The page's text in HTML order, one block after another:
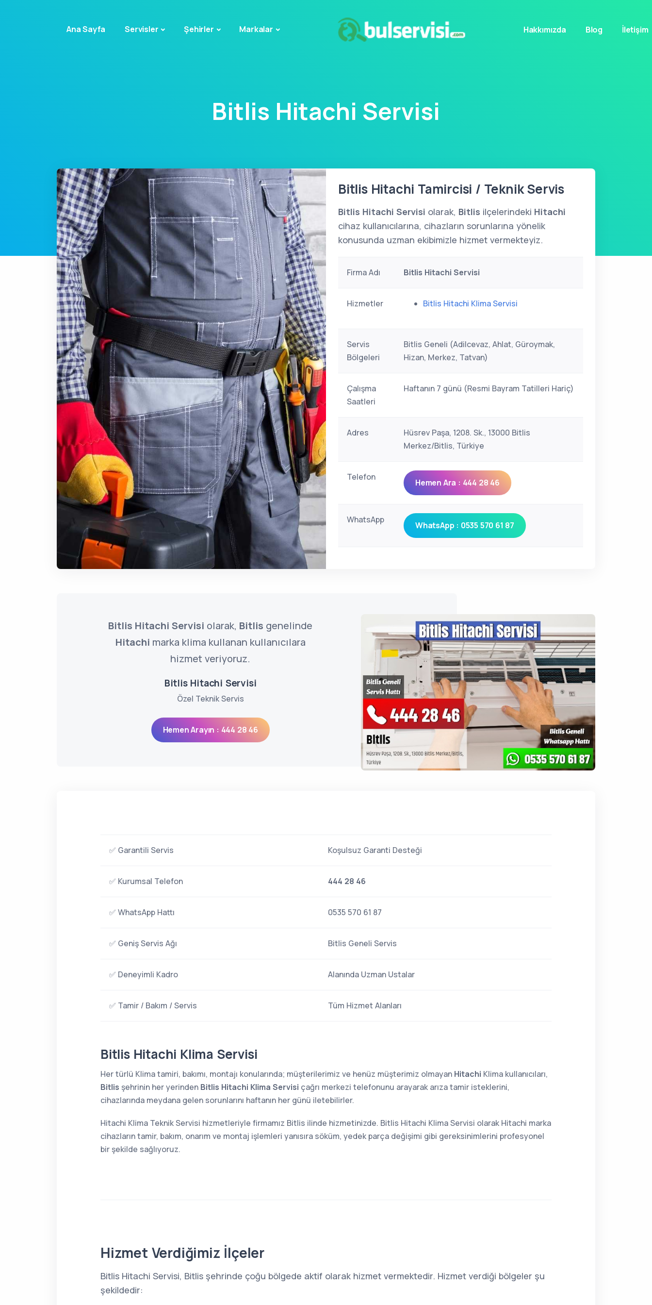
Ana Sayfa Servisler Şehirler Markalar Hakkımızda Blog İletişim
Bitlis Hitachi Servisi
Bitlis Hitachi Tamircisi / Teknik Servis
Bitlis Hitachi Servisi olarak, Bitlis ilçelerindeki Hitachi
cihaz kullanıcılarına, cihazların sorunlarına yönelik
konusunda uzman ekibimizle hizmet vermekteyiz.
Firma Adı Bitlis Hitachi Servisi
Hizmetler Bitlis Hitachi Klima Servisi
Servis
Bölgeleri
Bitlis Geneli (Adilcevaz, Ahlat, Güroymak,
Hizan, Merkez, Tatvan)
Çalışma
Saatleri
Haftanın 7 günü (Resmi Bayram Tatilleri Hariç)
Adres
Hüsrev Paşa, 1208. Sk., 13000 Bitlis
Merkez/Bitlis, Türkiye
Telefon
Hemen Ara : 444 28 46
WhatsApp
WhatsApp : 0535 570 61 87
Bitlis Hitachi Servisi olarak, Bitlis genelinde
Hitachi marka klima kullanan kullanıcılara
hizmet veriyoruz.
Bitlis Hitachi Servisi
Özel Teknik Servis
Hemen Arayın : 444 28 46
✅ Garantili Servis Koşulsuz Garanti Desteği
✅ Kurumsal Telefon 444 28 46
✅ WhatsApp Hattı 0535 570 61 87
✅ Geniş Servis Ağı Bitlis Geneli Servis
✅ Deneyimli Kadro Alanında Uzman Ustalar
✅ Tamir / Bakım / Servis Tüm Hizmet Alanları
Bitlis Hitachi Klima Servisi
Her türlü Klima tamiri, bakımı, montajı konularında; müşterilerimiz ve henüz müşterimiz olmayan Hitachi Klima kullanıcıları,
Bitlis şehrinin her yerinden Bitlis Hitachi Klima Servisi çağrı merkezi telefonunu arayarak arıza tamir isteklerini,
cihazlarında meydana gelen sorunlarını haftanın her günü iletebilirler.
Hitachi Klima Teknik Servisi hizmetleriyle firmamız Bitlis ilinde hizmetinizde. Bitlis Hitachi Klima Servisi olarak Hitachi marka
cihazların tamir, bakım, onarım ve montaj işlemleri yanısıra söküm, yedek parça değişimi gibi gereksinimlerini profesyonel
bir şekilde sağlıyoruz.
Hizmet Verdiğimiz İlçeler
Bitlis Hitachi Servisi, Bitlis şehrinde çoğu bölgede aktif olarak hizmet vermektedir. Hizmet verdiği bölgeler şu
şekildedir: